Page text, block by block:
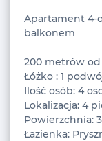
Apartament 4-
balkonem
200 metrów od
Łóżko : 1
Ilość osób: 4
Lokalizacja: 4
Powierzchnia:
Łazienka: